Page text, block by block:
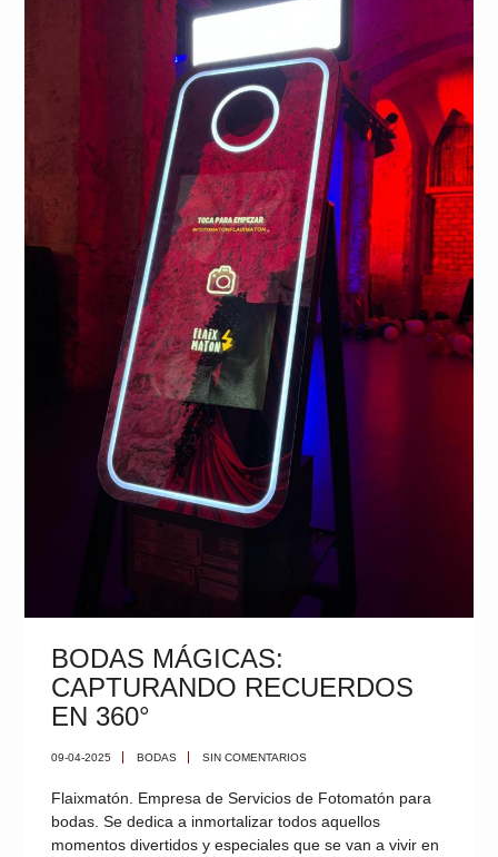
BODAS MÁGICAS:
CAPTURANDO RECUERDOS
EN 360°
09-04-2025 BODAS SIN COMENTARIOS
Flaixmatón. Empresa de Servicios de Fotomatón para
bodas. Se dedica a inmortalizar todos aquellos
momentos divertidos y especiales que se van a vivir en